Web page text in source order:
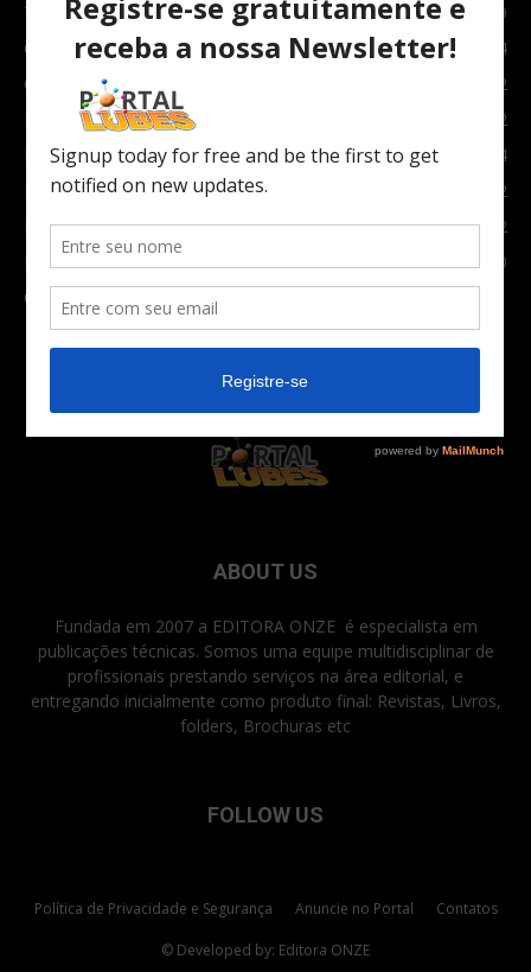
TOPNEWS
7089
Carro e Moto
3764
Carro
2082
Notícias
1852
Indústria
1024
Moto
972
Economia
672
Newsletter
630
Carros Verdes e Novas tecnologias automotivas
ABOUT US
Fundada em 2007 a EDITORA ONZE é especialista em
publicações técnicas. Somos uma equipe multidisciplinar de
profissionais prestando serviços na área editorial, e
entregando inicialmente como produto final: Revistas, Livros,
folders, Brochuras etc
FOLLOW US
Política de Privacidade e Segurança Anuncie no Portal Contatos
© Developed by: Editora ONZE